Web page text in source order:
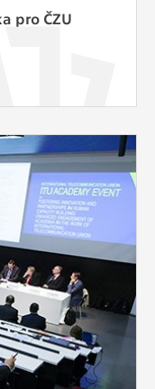
pro ČZU